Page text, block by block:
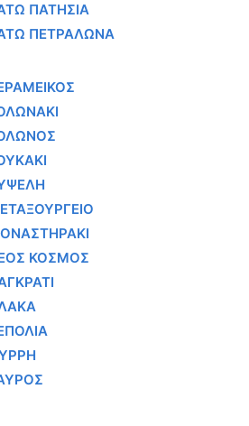
ΠΑΤΗΣΙΑ
ΠΕΤΡΑΛΩΝΑ
ΚΟΣΜΟΣ